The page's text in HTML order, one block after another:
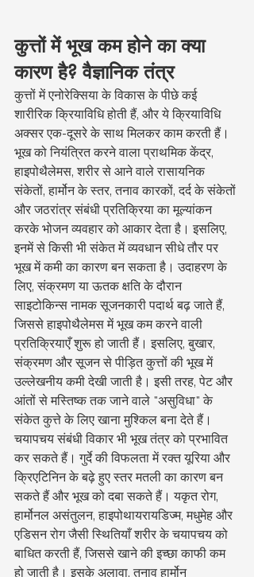
कुत्तों में भूख कम होने का क्या
कारण है? वैज्ञानिक तंत्र
कुत्तों में एनोरेक्सिया के विकास के पीछे कई
शारीरिक क्रियाविधि होती हैं, और ये क्रियाविधि
अक्सर एक-दूसरे के साथ मिलकर काम करती हैं।
भूख को नियंत्रित करने वाला प्राथमिक केंद्र,
हाइपोथैलेमस, शरीर से आने वाले रासायनिक
संकेतों, हार्मोन के स्तर, तनाव कारकों, दर्द के संकेतों
और जठरांत्र संबंधी प्रतिक्रिया का मूल्यांकन
करके भोजन व्यवहार को आकार देता है। इसलिए,
इनमें से किसी भी संकेत में व्यवधान सीधे तौर पर
भूख में कमी का कारण बन सकता है। उदाहरण के
लिए, संक्रमण या ऊतक क्षति के दौरान
साइटोकिन्स नामक सूजनकारी पदार्थ बढ़ जाते हैं,
जिससे हाइपोथैलेमस में भूख कम करने वाली
प्रतिक्रियाएँ शुरू हो जाती हैं। इसलिए, बुखार,
संक्रमण और सूजन से पीड़ित कुत्तों की भूख में
उल्लेखनीय कमी देखी जाती है। इसी तरह, पेट और
आंतों से मस्तिष्क तक जाने वाले "असुविधा" के
संकेत कुत्ते के लिए खाना मुश्किल बना देते हैं।
चयापचय संबंधी विकार भी भूख तंत्र को प्रभावित
कर सकते हैं। गुर्दे की विफलता में रक्त यूरिया और
क्रिएटिनिन के बढ़े हुए स्तर मतली का कारण बन
सकते हैं और भूख को दबा सकते हैं। यकृत रोग,
हार्मोनल असंतुलन, हाइपोथायरायडिज्म, मधुमेह और
एडिसन रोग जैसी स्थितियाँ शरीर के चयापचय को
बाधित करती हैं, जिससे खाने की इच्छा काफी कम
हो जाती है। इसके अलावा, तनाव हार्मोन